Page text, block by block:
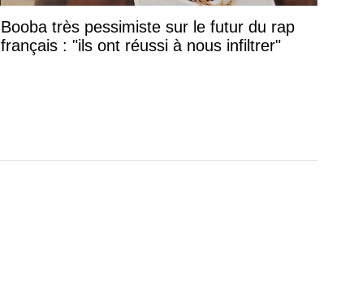
Booba très pessimiste sur le futur du rap
français : "ils ont réussi à nous infiltrer"